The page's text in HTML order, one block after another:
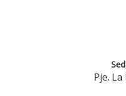
Pje.